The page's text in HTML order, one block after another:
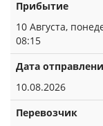
Прибытие
10 Августа,
08:15
Дата
10.08.2026
Перевозчик